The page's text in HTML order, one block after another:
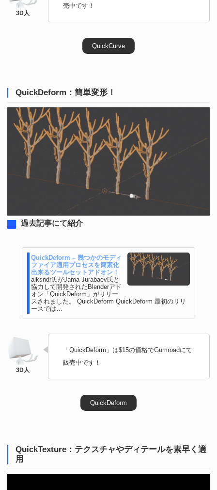
売中です！
QuickCurve
QuickDeform：簡単変形！
過去記事にて紹介
QuickDeform – 幾つかのモディ
ファイア適用プロセスを簡素化
出来るツールセットアドオン！
alksndr氏がJama Jurabaev氏と
協力して開発されたBlenderアド
オン「QuickDeform」がリリー
スされました。 QuickDeform QuickDeform 最初のリリ
ースでは…
「QuickDeform」は$15の価格でGumroadにて
販売中です！
QuickDeform
QuickTexture：テクスチャやディテールを素早く適
用